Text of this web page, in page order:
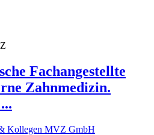
Z
Fachangestellte
Zahnmedizin.
Kollegen MVZ GmbH